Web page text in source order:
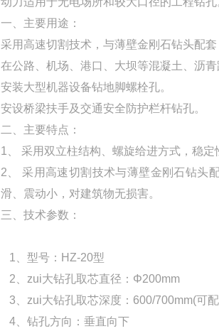
一、主要用途：
采用高速切割技术，与薄壁金刚石钻头配
在公路、机场、港口、大坝等混凝土、沥
安装大型机器设备钻地脚螺栓孔。
安设桥梁扶手及交通安全防护栏杆钻孔。
二、主要特点：
1、 采用双立柱结构、螺旋给进方式，稳
2、 采用高速切割技术与薄壁金刚石钻头
滑、震动小，对建筑物无损害。
三、技术参数：
1、型号：HZ-20型
2、zui大钻孔取芯直径：Φ200mm
3、zui大钻孔取芯深度：600/700mm(可
4、钻孔方向：垂直向下